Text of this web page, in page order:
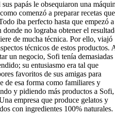
papás le obsequiaron una
comenzó a preparar recetas que
iba perfecto hasta que empezó a
donde no lograba obtener el
de mucha técnica. Por ello, viajó
técnicos de estos productos.
un negocio, Sofi tenía demasiadas
su entusiasmo era tal que
favoritos de sus amigas para
de esa forma como familiares y
y pidiendo más productos a Sofi,
empresa que produce gelatos y
con ingredientes 100% naturales.